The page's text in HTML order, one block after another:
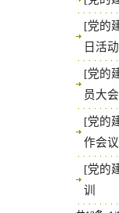
[党的
日活动
[党的
员大会
[党的
作会
[党的
训